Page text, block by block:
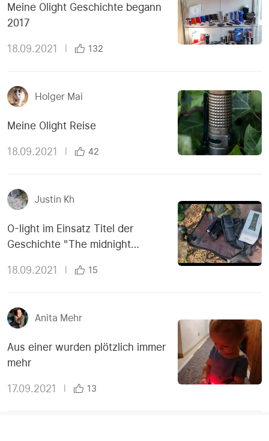
Meine Olight Geschichte begann
2017
18.09.2021 132
Holger Mai
Meine Olight Reise
18.09.2021 42
Justin Kh
O-light im Einsatz Titel der
Geschichte "The midnight
18.09.2021 15
Anita Mehr
Aus einer wurden plötzlich immer
mehr
17.09.2021 13